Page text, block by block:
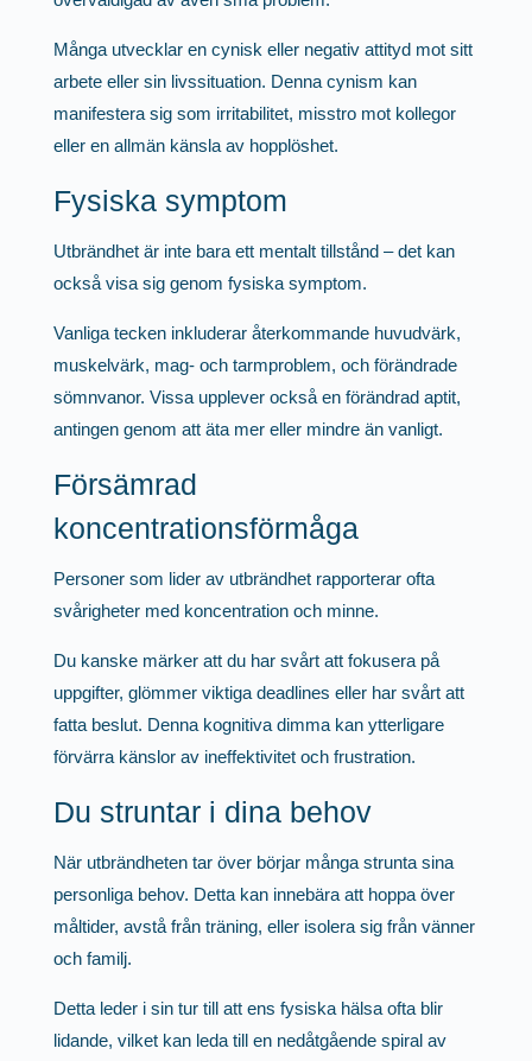
Många utvecklar en cynisk eller negativ attityd mot sitt
arbete eller sin livssituation. Denna cynism kan
manifestera sig som irritabilitet, misstro mot kollegor
eller en allmän känsla av hopplöshet.
Fysiska symptom
Utbrändhet är inte bara ett mentalt tillstånd – det kan
också visa sig genom fysiska symptom.
Vanliga tecken inkluderar återkommande huvudvärk,
muskelvärk, mag- och tarmproblem, och förändrade
sömnvanor. Vissa upplever också en förändrad aptit,
antingen genom att äta mer eller mindre än vanligt.
Försämrad
koncentrationsförmåga
Personer som lider av utbrändhet rapporterar ofta
svårigheter med koncentration och minne.
Du kanske märker att du har svårt att fokusera på
uppgifter, glömmer viktiga deadlines eller har svårt att
fatta beslut. Denna kognitiva dimma kan ytterligare
förvärra känslor av ineffektivitet och frustration.
Du struntar i dina behov
När utbrändheten tar över börjar många strunta sina
personliga behov. Detta kan innebära att hoppa över
måltider, avstå från träning, eller isolera sig från vänner
och familj.
Detta leder i sin tur till att ens fysiska hälsa ofta blir
lidande, vilket kan leda till en nedåtgående spiral av